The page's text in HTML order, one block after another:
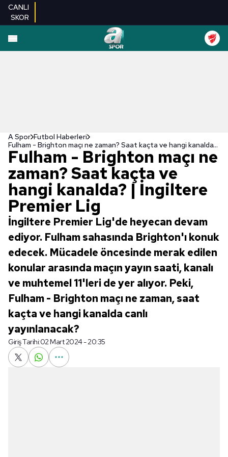
CANLI
SKOR
A Spor Futbol Haberleri
Fulham - Brighton maçı ne zaman? Saat kaçta ve hangi kanalda? | İngiltere Premier Lig
Fulham - Brighton maçı ne
zaman? Saat kaçta ve
hangi kanalda? | İngiltere
Premier Lig
İngiltere Premier Lig'de heyecan devam
ediyor. Fulham sahasında Brighton'ı konuk
edecek. Mücadele öncesinde merak edilen
konular arasında maçın yayın saati, kanalı
ve muhtemel 11'leri de yer alıyor. Peki,
Fulham - Brighton maçı ne zaman, saat
kaçta ve hangi kanalda canlı
yayınlanacak?
Giriş Tarihi:02 Mart 2024 - 20:35